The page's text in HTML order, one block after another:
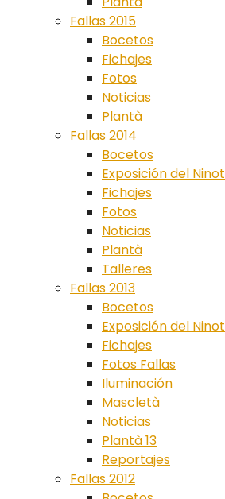
Fallas 2015
Bocetos
Fichajes
Fotos
Noticias
Plantà
Fallas 2014
Bocetos
Exposición del Ninot
Fichajes
Fotos
Noticias
Plantà
Talleres
Fallas 2013
Bocetos
Exposición del Ninot
Fichajes
Fotos Fallas
Iluminación
Mascletà
Noticias
Plantà 13
Reportajes
Fallas 2012